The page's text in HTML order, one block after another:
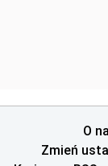
O
Zmień